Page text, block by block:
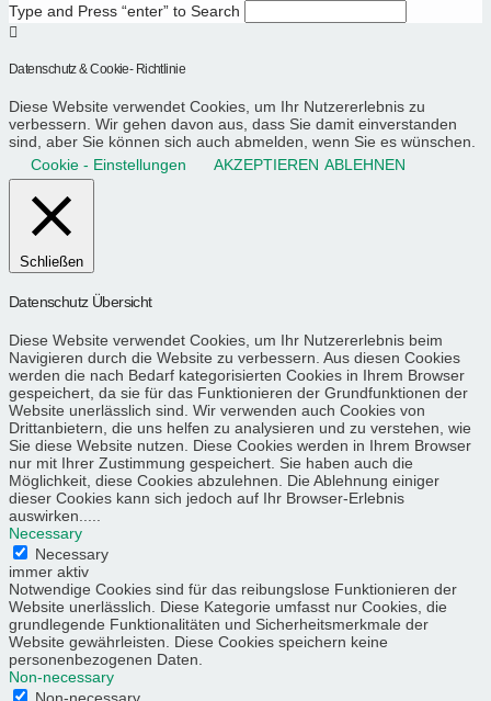
Type and Press “enter” to Search
Datenschutz & Cookie- Richtlinie
Diese Website verwendet Cookies, um Ihr Nutzererlebnis zu
verbessern. Wir gehen davon aus, dass Sie damit einverstanden
sind, aber Sie können sich auch abmelden, wenn Sie es wünschen.
Cookie - Einstellungen
AKZEPTIEREN ABLEHNEN
Schließen
Datenschutz Übersicht
Diese Website verwendet Cookies, um Ihr Nutzererlebnis beim
Navigieren durch die Website zu verbessern. Aus diesen Cookies
werden die nach Bedarf kategorisierten Cookies in Ihrem Browser
gespeichert, da sie für das Funktionieren der Grundfunktionen der
Website unerlässlich sind. Wir verwenden auch Cookies von
Drittanbietern, die uns helfen zu analysieren und zu verstehen, wie
Sie diese Website nutzen. Diese Cookies werden in Ihrem Browser
nur mit Ihrer Zustimmung gespeichert. Sie haben auch die
Möglichkeit, diese Cookies abzulehnen. Die Ablehnung einiger
dieser Cookies kann sich jedoch auf Ihr Browser-Erlebnis
auswirken.....
Necessary
Necessary
immer aktiv
Notwendige Cookies sind für das reibungslose Funktionieren der
Website unerlässlich. Diese Kategorie umfasst nur Cookies, die
grundlegende Funktionalitäten und Sicherheitsmerkmale der
Website gewährleisten. Diese Cookies speichern keine
personenbezogenen Daten.
Non-necessary